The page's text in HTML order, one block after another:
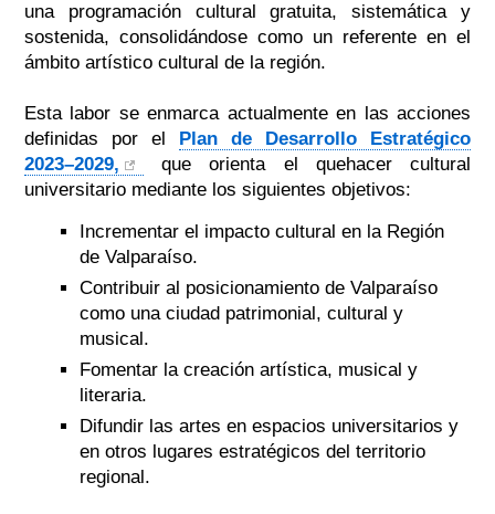
una programación cultural gratuita, sistemática y
sostenida, consolidándose como un referente en el
ámbito artístico cultural de la región.
Esta labor se enmarca actualmente en las acciones
definidas por el
Plan de Desarrollo Estratégico
2023–2029,
que orienta el quehacer cultural
universitario mediante los siguientes objetivos:
Incrementar el impacto cultural en la Región
de Valparaíso.
Contribuir al posicionamiento de Valparaíso
como una ciudad patrimonial, cultural y
musical.
Fomentar la creación artística, musical y
literaria.
Difundir las artes en espacios universitarios y
en otros lugares estratégicos del territorio
regional.